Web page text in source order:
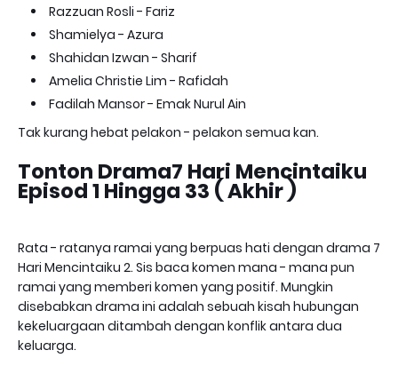
Razzuan Rosli - Fariz
Shamielya - Azura
Shahidan Izwan - Sharif
Amelia Christie Lim - Rafidah
Fadilah Mansor - Emak Nurul Ain
Tak kurang hebat pelakon - pelakon semua kan.
Tonton Drama7 Hari Mencintaiku
Episod 1 Hingga 33 ( Akhir )
Rata - ratanya ramai yang berpuas hati dengan drama 7
Hari Mencintaiku 2. Sis baca komen mana - mana pun
ramai yang memberi komen yang positif. Mungkin
disebabkan drama ini adalah sebuah kisah hubungan
kekeluargaan ditambah dengan konflik antara dua
keluarga.